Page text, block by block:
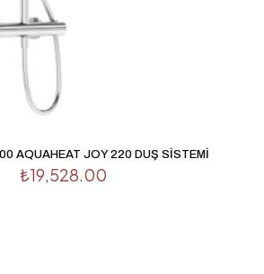
AQUAHEAT JOY 220 DUŞ SİSTEMİ
₺19,528.00